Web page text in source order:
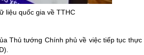
Giảm nghèo bền vững
Bầu cử đại biểu Quốc hội khóa
liệu quốc gia về TTHC
Thủ tướng Chính phủ về việc tiếp tục thực